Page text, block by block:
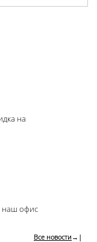
на
наш офис
Все новости →|